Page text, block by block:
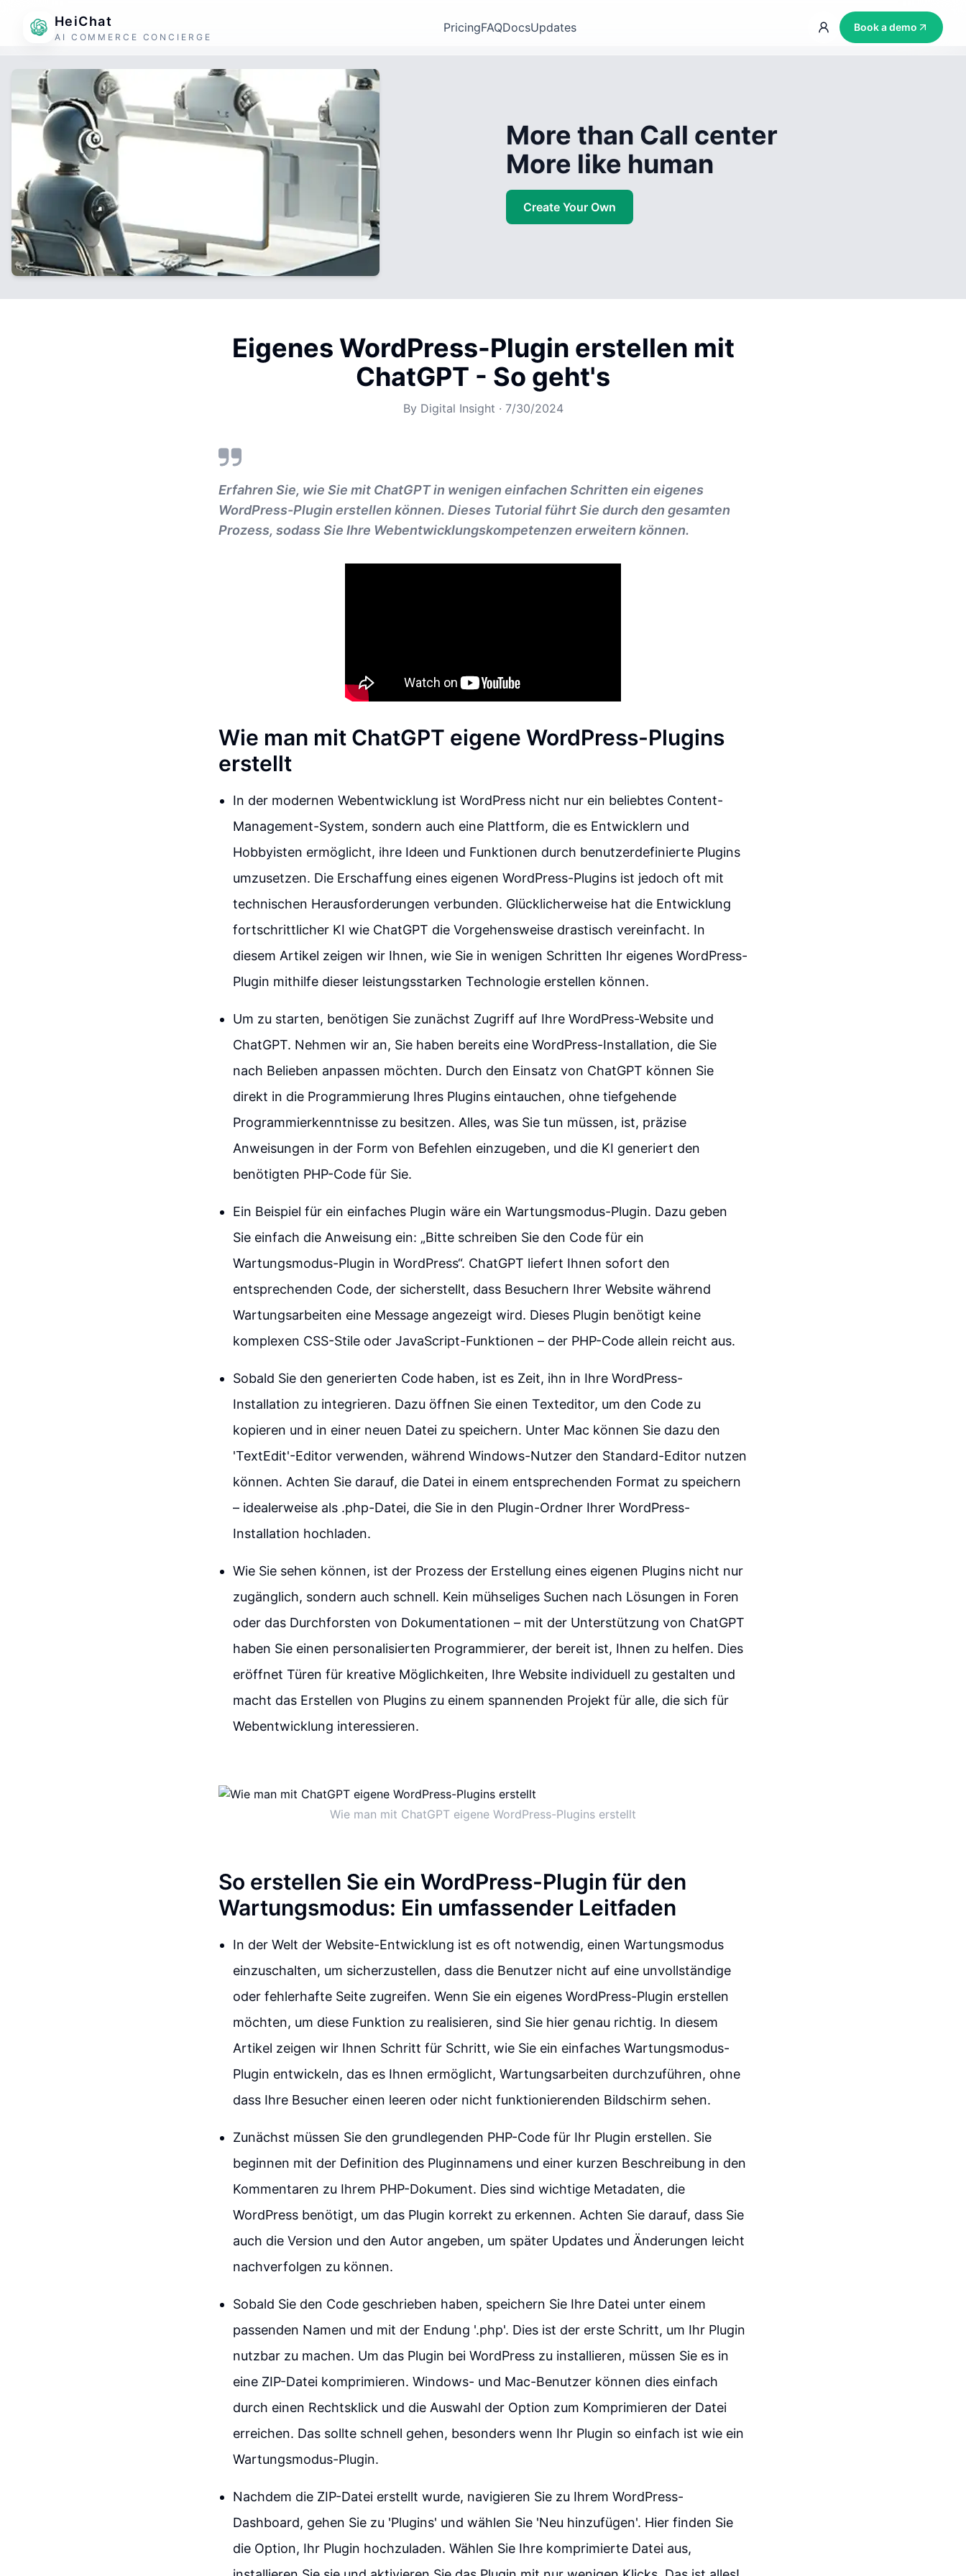
HeiChat
AI COMMERCE CONCIERGE
PricingFAQDocsUpdates Book a demo
More than Call center
More like human
Create Your Own
Eigenes WordPress-Plugin erstellen mit
ChatGPT - So geht's
By Digital Insight · 7/30/2024
Erfahren Sie, wie Sie mit ChatGPT in wenigen einfachen Schritten ein eigenes
WordPress-Plugin erstellen können. Dieses Tutorial führt Sie durch den gesamten
Prozess, sodass Sie Ihre Webentwicklungskompetenzen erweitern können.
Wie man mit ChatGPT eigene WordPress-Plugins
erstellt
In der modernen Webentwicklung ist WordPress nicht nur ein beliebtes Content-
Management-System, sondern auch eine Plattform, die es Entwicklern und
Hobbyisten ermöglicht, ihre Ideen und Funktionen durch benutzerdefinierte Plugins
umzusetzen. Die Erschaffung eines eigenen WordPress-Plugins ist jedoch oft mit
technischen Herausforderungen verbunden. Glücklicherweise hat die Entwicklung
fortschrittlicher KI wie ChatGPT die Vorgehensweise drastisch vereinfacht. In
diesem Artikel zeigen wir Ihnen, wie Sie in wenigen Schritten Ihr eigenes WordPress-
Plugin mithilfe dieser leistungsstarken Technologie erstellen können.
Um zu starten, benötigen Sie zunächst Zugriff auf Ihre WordPress-Website und
ChatGPT. Nehmen wir an, Sie haben bereits eine WordPress-Installation, die Sie
nach Belieben anpassen möchten. Durch den Einsatz von ChatGPT können Sie
direkt in die Programmierung Ihres Plugins eintauchen, ohne tiefgehende
Programmierkenntnisse zu besitzen. Alles, was Sie tun müssen, ist, präzise
Anweisungen in der Form von Befehlen einzugeben, und die KI generiert den
benötigten PHP-Code für Sie.
Ein Beispiel für ein einfaches Plugin wäre ein Wartungsmodus-Plugin. Dazu geben
Sie einfach die Anweisung ein: „Bitte schreiben Sie den Code für ein
Wartungsmodus-Plugin in WordPress“. ChatGPT liefert Ihnen sofort den
entsprechenden Code, der sicherstellt, dass Besuchern Ihrer Website während
Wartungsarbeiten eine Message angezeigt wird. Dieses Plugin benötigt keine
komplexen CSS-Stile oder JavaScript-Funktionen – der PHP-Code allein reicht aus.
Sobald Sie den generierten Code haben, ist es Zeit, ihn in Ihre WordPress-
Installation zu integrieren. Dazu öffnen Sie einen Texteditor, um den Code zu
kopieren und in einer neuen Datei zu speichern. Unter Mac können Sie dazu den
'TextEdit'-Editor verwenden, während Windows-Nutzer den Standard-Editor nutzen
können. Achten Sie darauf, die Datei in einem entsprechenden Format zu speichern
– idealerweise als .php-Datei, die Sie in den Plugin-Ordner Ihrer WordPress-
Installation hochladen.
Wie Sie sehen können, ist der Prozess der Erstellung eines eigenen Plugins nicht nur
zugänglich, sondern auch schnell. Kein mühseliges Suchen nach Lösungen in Foren
oder das Durchforsten von Dokumentationen – mit der Unterstützung von ChatGPT
haben Sie einen personalisierten Programmierer, der bereit ist, Ihnen zu helfen. Dies
eröffnet Türen für kreative Möglichkeiten, Ihre Website individuell zu gestalten und
macht das Erstellen von Plugins zu einem spannenden Projekt für alle, die sich für
Webentwicklung interessieren.
Wie man mit ChatGPT eigene WordPress-Plugins erstellt
So erstellen Sie ein WordPress-Plugin für den
Wartungsmodus: Ein umfassender Leitfaden
In der Welt der Website-Entwicklung ist es oft notwendig, einen Wartungsmodus
einzuschalten, um sicherzustellen, dass die Benutzer nicht auf eine unvollständige
oder fehlerhafte Seite zugreifen. Wenn Sie ein eigenes WordPress-Plugin erstellen
möchten, um diese Funktion zu realisieren, sind Sie hier genau richtig. In diesem
Artikel zeigen wir Ihnen Schritt für Schritt, wie Sie ein einfaches Wartungsmodus-
Plugin entwickeln, das es Ihnen ermöglicht, Wartungsarbeiten durchzuführen, ohne
dass Ihre Besucher einen leeren oder nicht funktionierenden Bildschirm sehen.
Zunächst müssen Sie den grundlegenden PHP-Code für Ihr Plugin erstellen. Sie
beginnen mit der Definition des Pluginnamens und einer kurzen Beschreibung in den
Kommentaren zu Ihrem PHP-Dokument. Dies sind wichtige Metadaten, die
WordPress benötigt, um das Plugin korrekt zu erkennen. Achten Sie darauf, dass Sie
auch die Version und den Autor angeben, um später Updates und Änderungen leicht
nachverfolgen zu können.
Sobald Sie den Code geschrieben haben, speichern Sie Ihre Datei unter einem
passenden Namen und mit der Endung '.php'. Dies ist der erste Schritt, um Ihr Plugin
nutzbar zu machen. Um das Plugin bei WordPress zu installieren, müssen Sie es in
eine ZIP-Datei komprimieren. Windows- und Mac-Benutzer können dies einfach
durch einen Rechtsklick und die Auswahl der Option zum Komprimieren der Datei
erreichen. Das sollte schnell gehen, besonders wenn Ihr Plugin so einfach ist wie ein
Wartungsmodus-Plugin.
Nachdem die ZIP-Datei erstellt wurde, navigieren Sie zu Ihrem WordPress-
Dashboard, gehen Sie zu 'Plugins' und wählen Sie 'Neu hinzufügen'. Hier finden Sie
die Option, Ihr Plugin hochzuladen. Wählen Sie Ihre komprimierte Datei aus,